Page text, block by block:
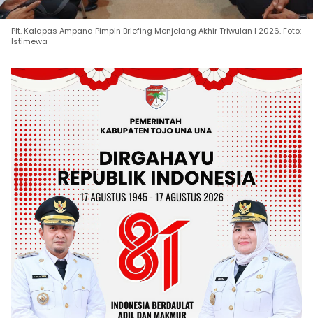
Plt. Kalapas Ampana Pimpin Briefing Menjelang Akhir Triwulan I 2026. Foto:
Istimewa